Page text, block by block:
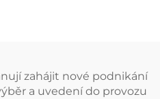
zahájit nové podnikání
a uvedení do provozu